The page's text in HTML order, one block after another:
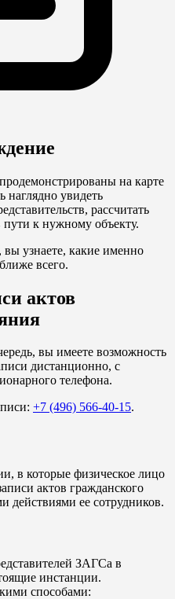
на карте
наглядно увидеть
рассчитать
к нужному объекту.
вы узнаете, какие именно
всего.
актов
вы имеете возможность
дистанционно, с
телефона.
+7 (496) 566-40-15.
в которые физическое лицо
актов гражданского
действиями ее сотрудников.
ЗАГСа в
инстанции.
способами: